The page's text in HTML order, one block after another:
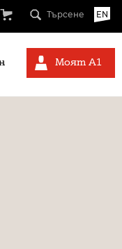
Търсене EN
Моят А1